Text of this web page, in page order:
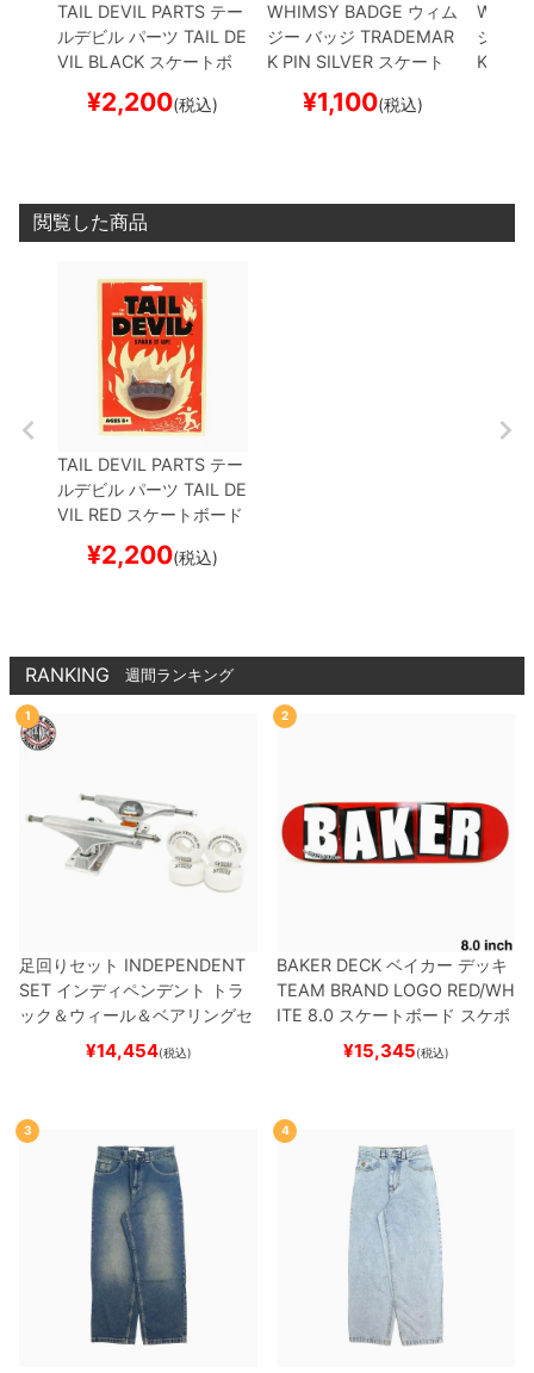
TAIL DEVIL PARTS テー
ルデビル パーツ TAIL DE
VIL BLACK スケートボ
¥2,200(税込)
WHIMSY BADGE ウィム
ジー バッジ TRADEMAR
K PIN SILVER スケート
¥1,100(税込)
ジー
K PIN
閲覧した商品
TAIL DEVIL PARTS テー
ルデビル パーツ TAIL DE
VIL RED スケートボード
¥2,200(税込)
RANKING 週間ランキング
1
足回りセット INDEPENDENT
SET インディペンデント
トラ
ック＆ウィール＆ベアリングセ
（トリック用）
ード スケボー
¥14,454(税込)
2
BAKER DECK ベイカー デッキ
TEAM BRAND LOGO RED/WH
ITE 8.0 スケートボード スケボ
¥15,345(税込)
3 4